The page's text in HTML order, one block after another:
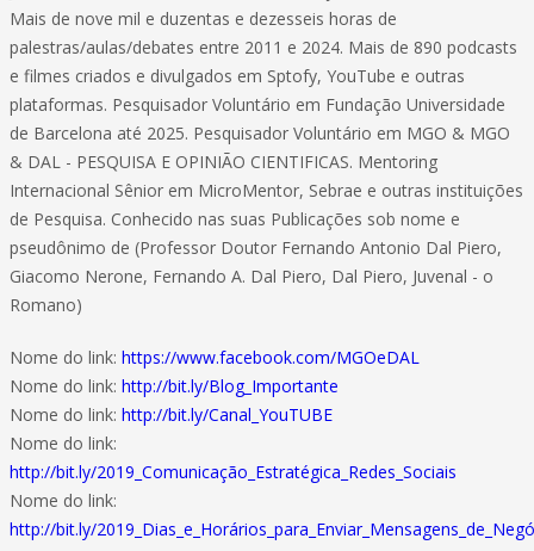
Mais de nove mil e duzentas e dezesseis horas de
palestras/aulas/debates entre 2011 e 2024. Mais de 890 podcasts
e filmes criados e divulgados em Sptofy, YouTube e outras
plataformas. Pesquisador Voluntário em Fundação Universidade
de Barcelona até 2025. Pesquisador Voluntário em MGO & MGO
& DAL - PESQUISA E OPINIÃO CIENTIFICAS. Mentoring
Internacional Sênior em MicroMentor, Sebrae e outras instituições
de Pesquisa. Conhecido nas suas Publicações sob nome e
pseudônimo de (Professor Doutor Fernando Antonio Dal Piero,
Giacomo Nerone, Fernando A. Dal Piero, Dal Piero, Juvenal - o
Romano)
Nome do link: https://www.facebook.com/MGOeDAL
Nome do link: http://bit.ly/Blog_Importante
Nome do link: http://bit.ly/Canal_YouTUBE
Nome do link:
http://bit.ly/2019_Comunicação_Estratégica_Redes_Sociais
Nome do link:
http://bit.ly/